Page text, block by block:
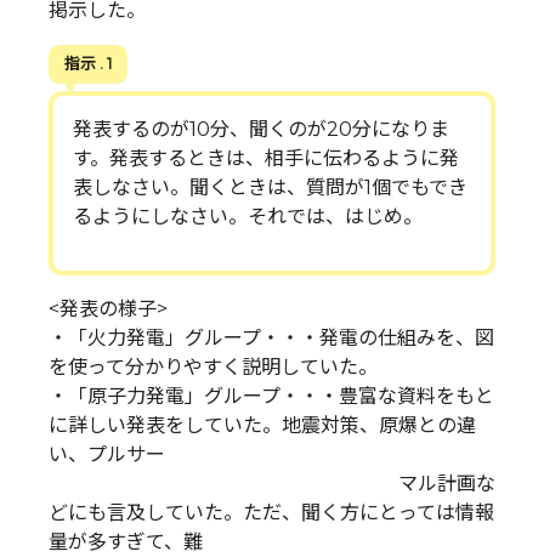
掲示した。
指示 . 1
発表するのが10分、聞くのが20分になりま
す。発表するときは、相手に伝わるように発
表しなさい。聞くときは、質問が1個でもでき
るようにしなさい。それでは、はじめ。
<発表の様子>
・「火力発電」グループ・・・発電の仕組みを、図
を使って分かりやすく説明していた。
・「原子力発電」グループ・・・豊富な資料をもと
に詳しい発表をしていた。地震対策、原爆との違
い、プルサー
マル計画な
どにも言及していた。ただ、聞く方にとっては情報
量が多すぎて、難